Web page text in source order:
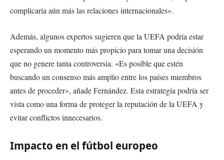
complicaría aún más las relaciones internacionales».
Además, algunos expertos sugieren que la UEFA podría estar
esperando un momento más propicio para tomar una decisión
que no genere tanta controversia. «Es posible que estén
buscando un consenso más amplio entre los países miembros
antes de proceder», añade Fernández. Esta estrategia podría ser
vista como una forma de proteger la reputación de la UEFA y
evitar conflictos innecesarios.
Impacto en el fútbol europeo